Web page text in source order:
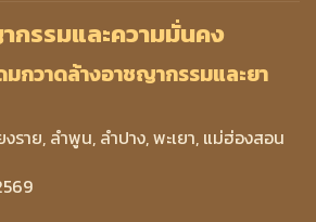
รรมและความมั่นคง
มกวาดล้างอาชญากรรมและยา
งราย, ลำพูน, ลำปาง, พะเยา, แม่ฮ่องสอน